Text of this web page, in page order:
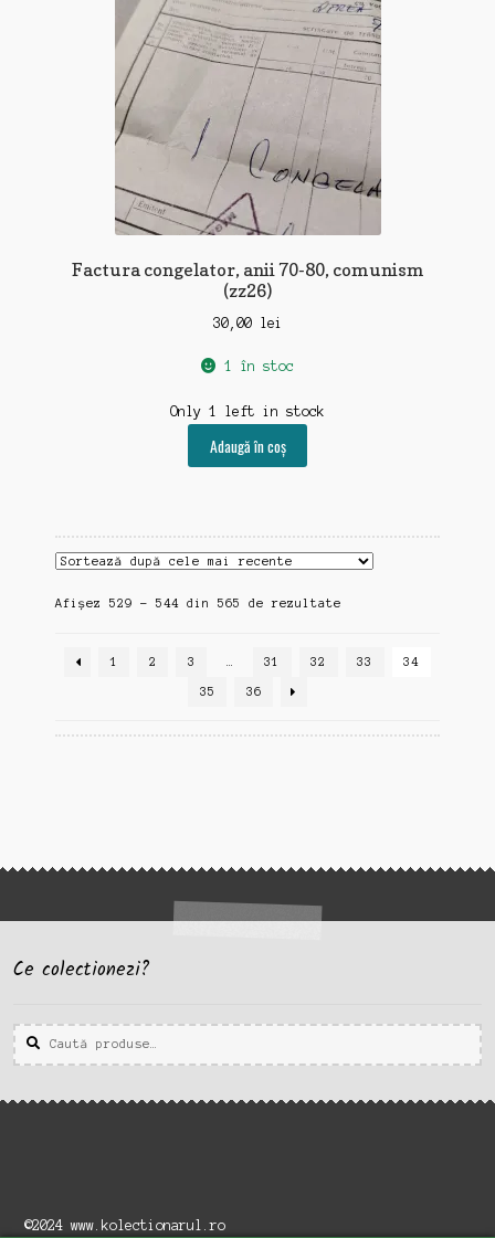
Factura congelator, anii 70-80, comunism
(zz26)
30,00 lei
1 în stoc
Only 1 left in stock
Adaugă în coș
Afișez 529 - 544 din 565 de rezultateSortat
mai
1 2 3 31 32 33 34
35 36
Ce colectionezi?
Caută
după:
Caută
©2024 www.kolectionarul.ro